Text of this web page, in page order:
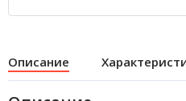
Описание